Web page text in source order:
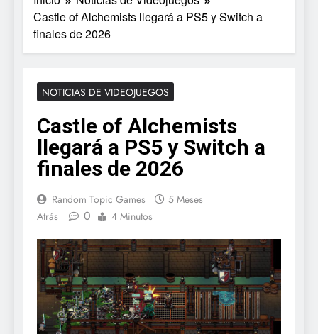
Castle of Alchemists llegará a PS5 y Switch a
finales de 2026
NOTICIAS DE VIDEOJUEGOS
Castle of Alchemists
llegará a PS5 y Switch a
finales de 2026
Random Topic Games
5 Meses
Atrás
0 4 Minutos